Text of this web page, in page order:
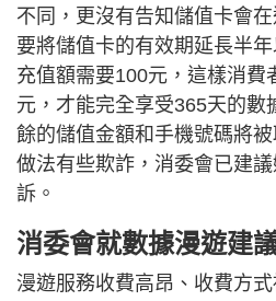
不同，更沒有告知儲值卡會
要將儲值卡的有效期延長半
充值額需要100元，這樣消費
元，才能完全享受365天的數
餘的儲值金額和手機號碼將
做法有些欺詐，消委會已建
訴。
消委會就數據漫遊建
漫遊服務收費高昂、收費方